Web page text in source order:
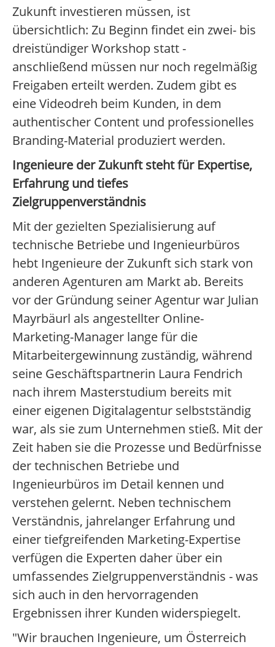
Zukunft investieren müssen, ist
übersichtlich: Zu Beginn findet ein zwei- bis
dreistündiger Workshop statt -
anschließend müssen nur noch regelmäßig
Freigaben erteilt werden. Zudem gibt es
eine Videodreh beim Kunden, in dem
authentischer Content und professionelles
Branding-Material produziert werden.
Ingenieure der Zukunft steht für Expertise,
Erfahrung und tiefes
Zielgruppenverständnis
Mit der gezielten Spezialisierung auf
technische Betriebe und Ingenieurbüros
hebt Ingenieure der Zukunft sich stark von
anderen Agenturen am Markt ab. Bereits
vor der Gründung seiner Agentur war Julian
Mayrbäurl als angestellter Online-
Marketing-Manager lange für die
Mitarbeitergewinnung zuständig, während
seine Geschäftspartnerin Laura Fendrich
nach ihrem Masterstudium bereits mit
einer eigenen Digitalagentur selbstständig
war, als sie zum Unternehmen stieß. Mit der
Zeit haben sie die Prozesse und Bedürfnisse
der technischen Betriebe und
Ingenieurbüros im Detail kennen und
verstehen gelernt. Neben technischem
Verständnis, jahrelanger Erfahrung und
einer tiefgreifenden Marketing-Expertise
verfügen die Experten daher über ein
umfassendes Zielgruppenverständnis - was
sich auch in den hervorragenden
Ergebnissen ihrer Kunden widerspiegelt.
"Wir brauchen Ingenieure, um Österreich